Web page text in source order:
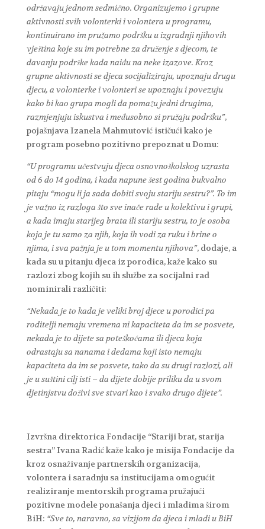
održavaju jednom sedmično. Organizujemo i grupne
aktivnosti svih volonterki i volontera u programu,
kontinuirano im pružamo podršku u izgradnji njihovih
vještina koje su im potrebne za druženje s djecom, te
davanju podrške kada naiđu na neke izazove. Kroz
grupne aktivnosti se djeca socijaliziraju, upoznaju drugu
djecu, a volonterke i volonteri se upoznaju i povezuju
kako bi kao grupa mogli da pomažu jedni drugima,
razmjenjuju iskustva i međusobno si pružaju podršku”,
pojašnjava Izanela Mahmutović ističući kako je
program posebno pozitivno prepoznat u Domu:
“U programu učestvuju djeca osnovnoškolskog uzrasta
od 6 do 14 godina, i kada napune šest godina bukvalno
pitaju “mogu li ja sada dobiti svoju stariju sestru?”. To im
je važno iz razloga što sve inače rade u kolektivu i grupi,
a kada imaju starijeg brata ili stariju sestru, to je osoba
koja je tu samo za njih, koja ih vodi za ruku i brine o
njima, i sva pažnja je u tom momentu njihova”, dodaje, a
kada su u pitanju djeca iz porodica, kaže kako su
razlozi zbog kojih su ih službe za socijalni rad
nominirali različiti:
“Nekada je to kada je veliki broj djece u porodici pa
roditelji nemaju vremena ni kapaciteta da im se posvete,
nekada je to dijete sa poteškoćama ili djeca koja
odrastaju sa nanama i dedama koji isto nemaju
kapaciteta da im se posvete, tako da su drugi razlozi, ali
je u suštini cilj isti – da dijete dobije priliku da u svom
djetinjstvu doživi sve stvari kao i svako drugo dijete”.
Izvršna direktorica Fondacije “Stariji brat, starija
sestra” Ivana Radić kaže kako je misija Fondacije da
kroz osnaživanje partnerskih organizacija,
volontera i saradnju sa institucijama omogućit
realiziranje mentorskih programa pružajući
pozitivne modele ponašanja djeci i mladima širom
BiH: “Sve to, naravno, sa vizijom da djeca i mladi u BiH